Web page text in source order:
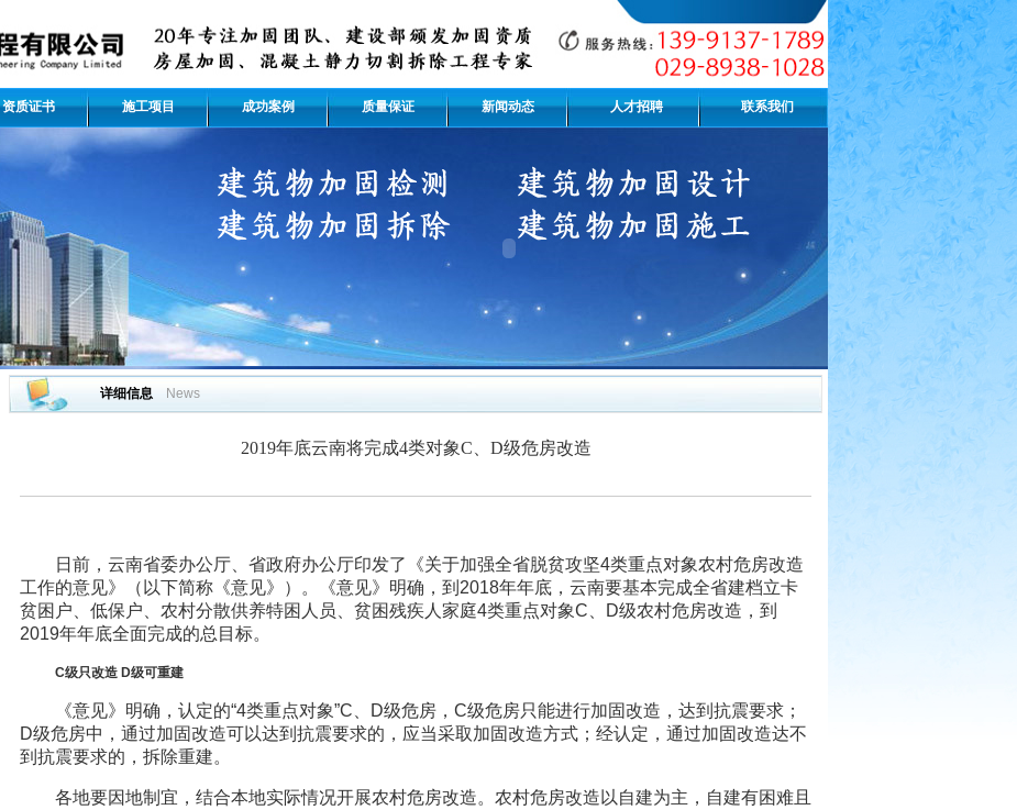
资质证书 施工项目 成功案例 质量保证 新闻动态 人才招聘 联系我们
详细信息 News
2019年底云南将完成4类对象C、D级危房改造
日前，云南省委办公厅、省政府办公厅印发了《关于加强全省脱贫攻坚4类重点对象农村危房改造
工作的意见》（以下简称《意见》）。《意见》明确，到2018年年底，云南要基本完成全省建档立卡
贫困户、低保户、农村分散供养特困人员、贫困残疾人家庭4类重点对象C、D级农村危房改造，到
2019年年底全面完成的总目标。
C级只改造 D级可重建
《意见》明确，认定的“4类重点对象”C、D级危房，C级危房只能进行加固改造，达到抗震要求；
D级危房中，通过加固改造可以达到抗震要求的，应当采取加固改造方式；经认定，通过加固改造达不
到抗震要求的，拆除重建。
各地要因地制宜，结合本地实际情况开展农村危房改造。农村危房改造以自建为主，自建有困难且